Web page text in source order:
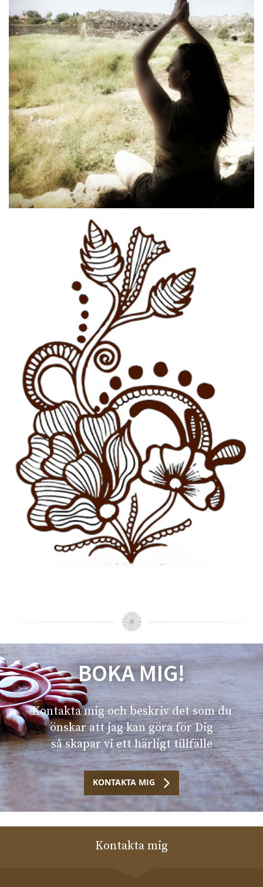
BOKA MIG!
Kontakta mig och beskriv det som du
önskar att jag kan göra för Dig
så skapar vi ett härligt tillfälle
KONTAKTA MIG
Kontakta mig